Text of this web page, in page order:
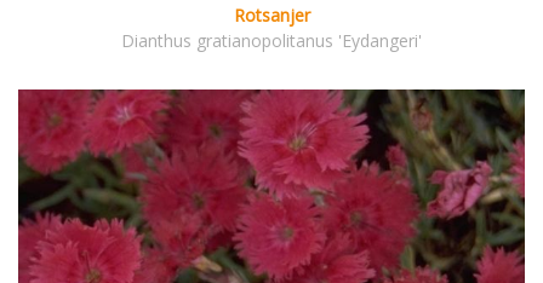
Rotsanjer
Dianthus gratianopolitanus 'Eydangeri'